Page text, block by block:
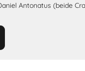
Antonatus (beide